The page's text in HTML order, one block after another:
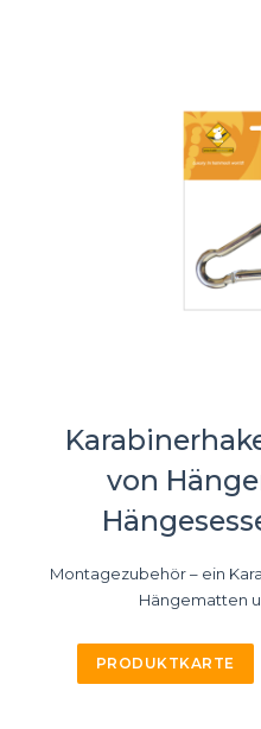
von
Montagezubehör – ein
Hängematten
PRODUKTKARTE